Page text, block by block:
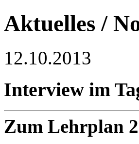
Aktuelles /
12.10.2013
Interview im
Zum Lehrplan